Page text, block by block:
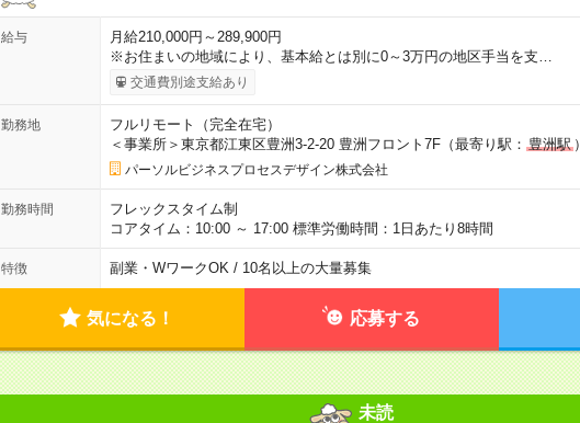
給与
月給210,000円～289,900円
※お住まいの地域により、基本給とは別に0～3万円の地区手当を支…
交通費別途支給あり
勤務地
フルリモート（完全在宅）
＜事業所＞東京都江東区豊洲3-2-20 豊洲フロント7F（最寄り駅： 豊洲駅）
パーソルビジネスプロセスデザイン株式会社
勤務時間
フレックスタイム制
コアタイム：10:00 ～ 17:00 標準労働時間：1日あたり8時間
特徴 副業・WワークOK / 10名以上の大量募集
気になる！ 応募する
未読